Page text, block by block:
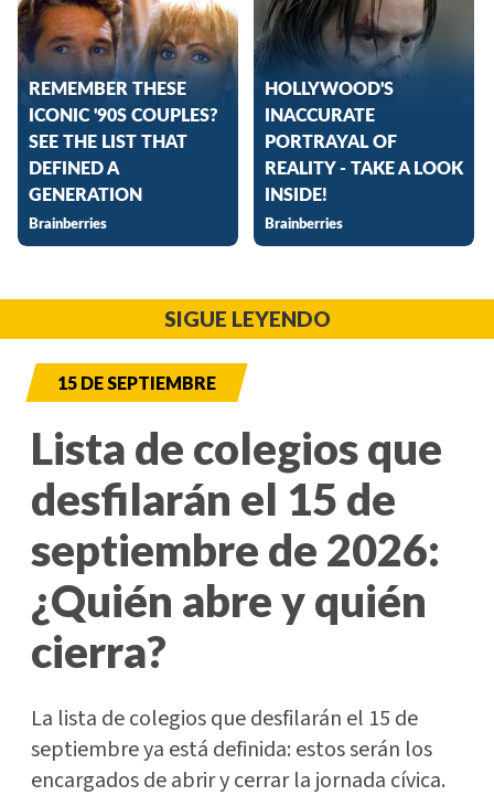
SIGUE LEYENDO
15 DE SEPTIEMBRE
Lista de colegios que
desfilarán el 15 de
septiembre de 2026:
¿Quién abre y quién
cierra?
La lista de colegios que desfilarán el 15 de
septiembre ya está definida: estos serán los
encargados de abrir y cerrar la jornada cívica.